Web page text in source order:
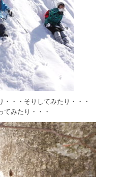
・・・そりしてみたり・・・
てみたり・・・